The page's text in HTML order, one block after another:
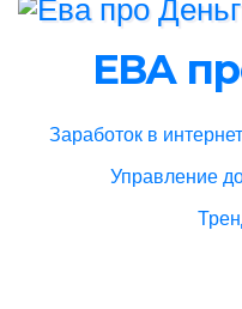
ЕВА
Заработок в
Управление